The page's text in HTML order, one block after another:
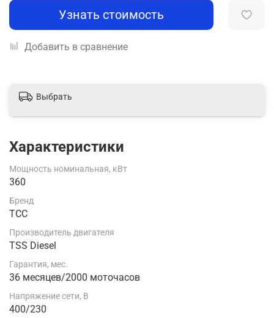
Узнать стоимость
Добавить в сравнение
Выбрать
Характеристики
Мощность номинальная, кВт
360
Бренд
ТСС
Производитель двигателя
TSS Diesel
Гарантия, мес.
36 месяцев/2000 моточасов
Напряжение сети, В
400/230